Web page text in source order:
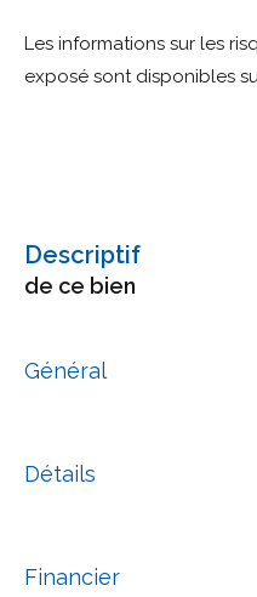
Les informations sur les
exposé sont disponibles
descriptif
de ce bien
Général
Détails
Financier